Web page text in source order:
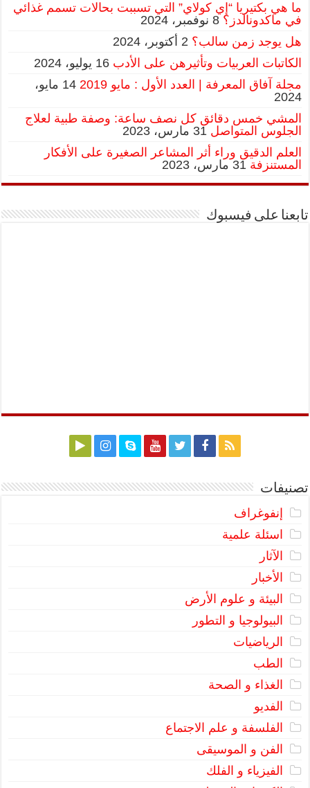
ما هي بكتيريا “إي كولاي” التي تسببت بحالات تسمم غذائي
في ماكدونالدز؟ 8 نوفمبر، 2024
هل يوجد زمن سالب؟ 2 أكتوبر، 2024
الكاتبات العربيات وتأثيرهن على الأدب 16 يوليو، 2024
مجلة آفاق المعرفة | العدد الأول : مايو 2019
14 مايو،
2024
المشي خمس دقائق كل نصف ساعة: وصفة طبية لعلاج
الجلوس المتواصل 31 مارس، 2023
العلم الدقيق وراء أثر المشاعر الصغيرة على الأفكار
المستنزفة 31 مارس، 2023
تابعنا على فيسبوك
تصنيفات
إنفوغراف
اسئلة علمية
الآثار
الأخبار
البيئة و علوم الأرض
البيولوجيا و التطور
الرياضيات
الطب
الغذاء و الصحة
الفديو
الفلسفة و علم الاجتماع
الفن و الموسيقى
الفيزياء و الفلك